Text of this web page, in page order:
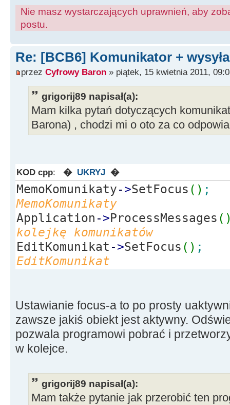
Nie masz wystarczających uprawnień, aby
postu.
Re: [BCB6] Komunikator +
przez Cyfrowy Baron » piątek, 15 kwietnia 2011,
grigorij89 napisał(a):
Mam kilka pytań dotyczących
Barona) , chodzi mi o oto za co
KOD cpp: � UKRYJ �
MemoKomunikaty->SetFocus ( ) ;
MemoKomunikaty
Application ->ProcessMessages (
kolejkę komunikatów
EditKomunikat ->SetFocus ( ) ;
EditKomunikat
Ustawianie focus-a to po prosty
zawsze jakiś obiekt jest aktywny.
pozwala programowi pobrać i
w kolejce.
grigorij89 napisał(a):
Mam także pytanie jak przerobić ten